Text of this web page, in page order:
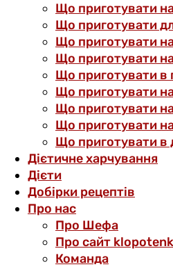
Що приготувати
Що приготувати
Що приготувати на
Що приготувати
Що приготувати в
Що приготувати
Що приготувати
Що приготувати
Що приготувати в
Дієтичне харчування
Дієти
Добірки рецептів
Про нас
Про Шефа
Про сайт
Команда